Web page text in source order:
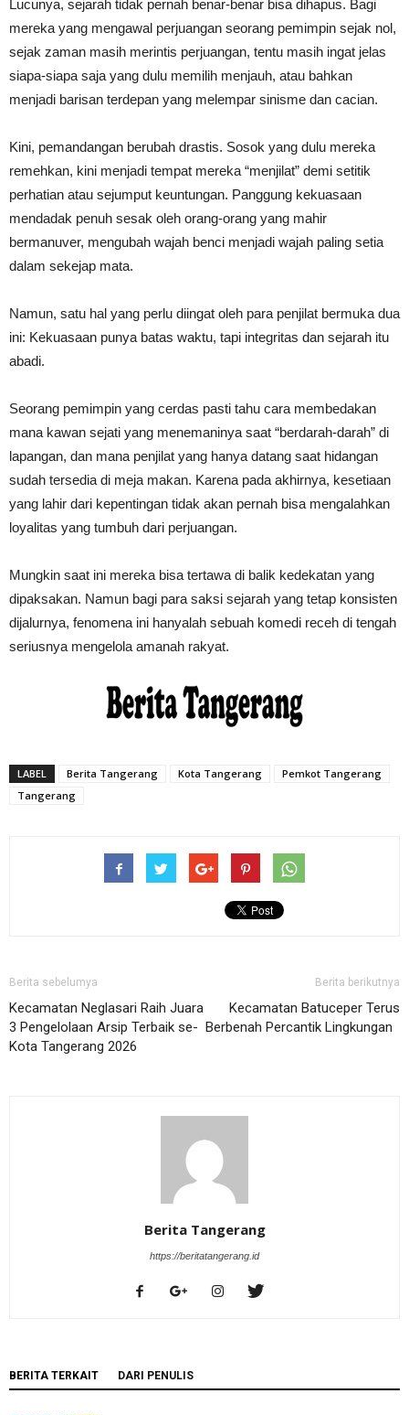
​Lucunya, sejarah tidak pernah benar-benar bisa dihapus. Bagi
mereka yang mengawal perjuangan seorang pemimpin sejak nol,
sejak zaman masih merintis perjuangan, tentu masih ingat jelas
siapa-siapa saja yang dulu memilih menjauh, atau bahkan
menjadi barisan terdepan yang melempar sinisme dan cacian.
​Kini, pemandangan berubah drastis. Sosok yang dulu mereka
remehkan, kini menjadi tempat mereka “menjilat” demi setitik
perhatian atau sejumput keuntungan. Panggung kekuasaan
mendadak penuh sesak oleh orang-orang yang mahir
bermanuver, mengubah wajah benci menjadi wajah paling setia
dalam sekejap mata.
​Namun, satu hal yang perlu diingat oleh para penjilat bermuka dua
ini: Kekuasaan punya batas waktu, tapi integritas dan sejarah itu
abadi.
​Seorang pemimpin yang cerdas pasti tahu cara membedakan
mana kawan sejati yang menemaninya saat “berdarah-darah” di
lapangan, dan mana penjilat yang hanya datang saat hidangan
sudah tersedia di meja makan. Karena pada akhirnya, kesetiaan
yang lahir dari kepentingan tidak akan pernah bisa mengalahkan
loyalitas yang tumbuh dari perjuangan.
​Mungkin saat ini mereka bisa tertawa di balik kedekatan yang
dipaksakan. Namun bagi para saksi sejarah yang tetap konsisten
dijalurnya, fenomena ini hanyalah sebuah komedi receh di tengah
seriusnya mengelola amanah rakyat.
LABEL Berita Tangerang Kota Tangerang
Pemkot Tangerang
Tangerang
Berita sebelumya
Kecamatan Neglasari Raih Juara
3 Pengelolaan Arsip Terbaik se-
Kota Tangerang 2026
Berita berikutnya
Kecamatan Batuceper Terus
Berbenah Percantik Lingkungan
Berita Tangerang
https://beritatangerang.id
BERITA TERKAIT DARI PENULIS